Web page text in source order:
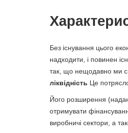
Без існування цього
надходити, і повинен
так, що нещодавно ми
ліквідність Це
Його розширення
отримувати
виробничі сектори, а